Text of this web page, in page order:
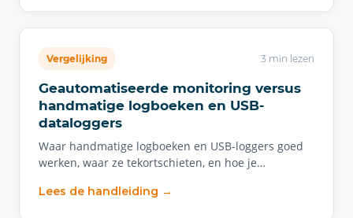
Vergelijking 3 min lezen
Geautomatiseerde monitoring versus
handmatige logboeken en USB-
dataloggers
Waar handmatige logboeken en USB-loggers goed
werken, waar ze tekortschieten, en hoe je…
Lees de handleiding →